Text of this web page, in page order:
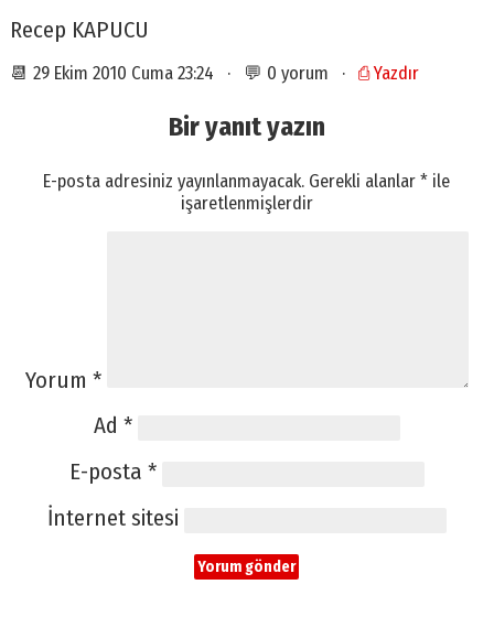
Recep KAPUCU
📆 29 Ekim 2010 Cuma 23:24 · 💬 0 yorum · ⎙ Yazdır
Bir yanıt yazın
E-posta adresiniz yayınlanmayacak. Gerekli alanlar* ile
işaretlenmişlerdir
Yorum *
Ad *
E-posta *
İnternet sitesi